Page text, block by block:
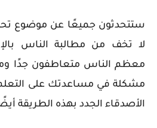
ستتحدثون جميعًا عن موضوع
لا تخف من مطالبة الناس
معظم الناس متعاطفون جدًا
مشكلة في مساعدتك على
الأصدقاء الجدد بهذه الطريقة